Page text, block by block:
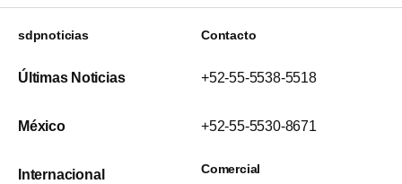
sdpnoticias
Últimas Noticias
México
Internacional
Contacto
+52-55-5538-5518
+52-55-5530-8671
Comercial